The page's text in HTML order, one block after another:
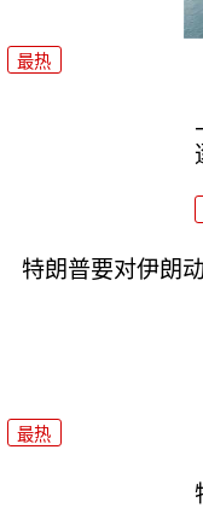
最热
特朗普要对伊朗
最热